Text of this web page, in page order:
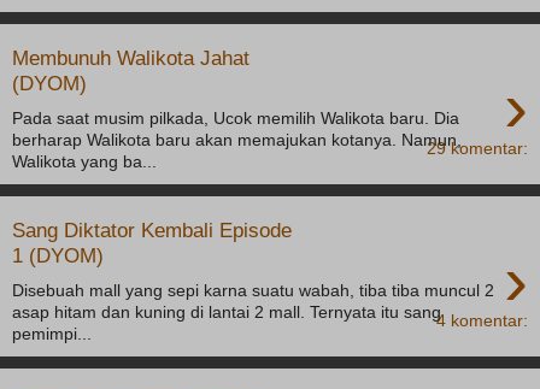
Membunuh Walikota Jahat
(DYOM)
›
Pada saat musim pilkada, Ucok memilih Walikota baru. Dia
berharap Walikota baru akan memajukan kotanya. Namun,
Walikota yang ba...
29 komentar:
Sang Diktator Kembali Episode
1 (DYOM)
›
Disebuah mall yang sepi karna suatu wabah, tiba tiba muncul 2
asap hitam dan kuning di lantai 2 mall. Ternyata itu sang
pemimpi...
4 komentar: